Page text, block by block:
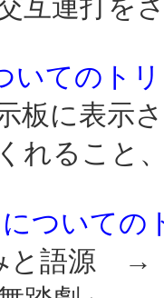
互連打を
いてのト
板に表
れること
ついての
と語源